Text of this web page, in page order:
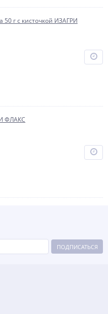
50 г с кисточкой ИЗАГРИ
ФЛАКС
ПОДПИСАТЬСЯ